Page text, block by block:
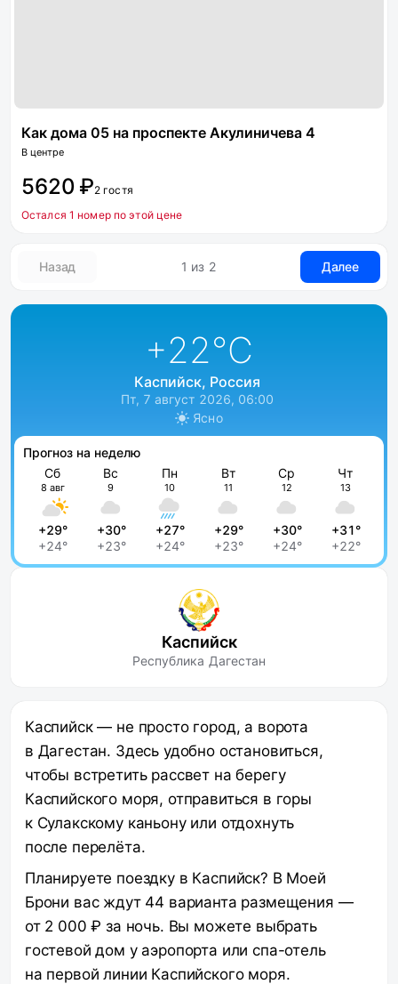
Как дома 05 на проспекте Акулиничева 4
В центре
5620 ₽2 гостя
Остался 1 номер по этой цене
Назад 1 из 2 Далее
+22°C
Каспийск, Россия
Пт, 7 август 2026, 06:00
Ясно
Прогноз на неделю
Сб
8 авг
+29°
+24°
Вс
9
+30°
+23°
Пн
10
+27°
+24°
Вт
11
+29°
+23°
Ср
12
+30°
+24°
Чт
13
+31°
+22°
Каспийск
Республика Дагестан
Каспийск — не просто город, а ворота
в Дагестан. Здесь удобно остановиться,
чтобы встретить рассвет на берегу
Каспийского моря, отправиться в горы
к Сулакскому каньону или отдохнуть
после перелёта.
Планируете поездку в Каспийск? В Моей
Брони вас ждут 44 варианта размещения —
от 2 000 ₽ за ночь. Вы можете выбрать
гостевой дом у аэропорта или спа-отель
на первой линии Каспийского моря.